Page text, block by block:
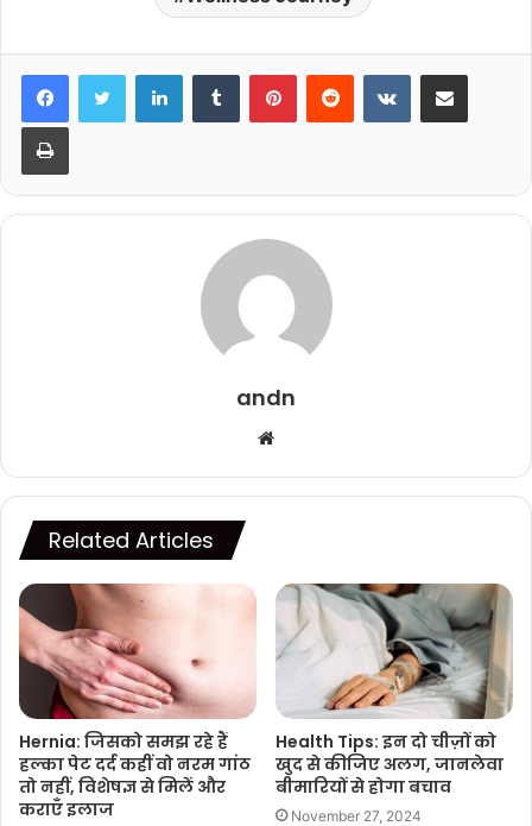
LinkedInTumblr PinterestReddit VKontakteShare via Email
Print
andn
Website
Related Articles
Hernia: जिसको समझ रहे हैं
हल्का पेट दर्द कहीं वो नरम गांठ
तो नहीं, विशेषज्ञ से मिलें और
कराएँ इलाज
Health Tips: इन दो चीज़ों को
खुद से कीजिए अलग, जानलेवा
बीमारियों से होगा बचाव
November 27, 2024